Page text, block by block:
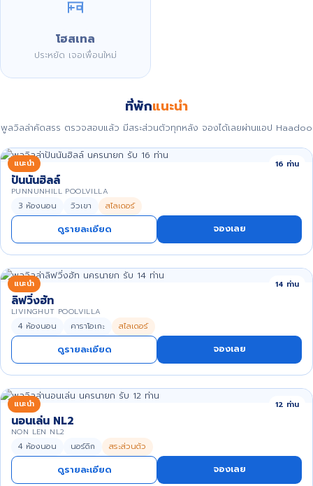
โฮสเทล
ประหยัด เจอเพื่อนใหม่
ที่พักแนะนำ
พูลวิลล่าคัดสรร ตรวจสอบแล้ว มีสระส่วนตัวทุกหลัง จองได้เลยผ่านแอป Haadoo
แนะนำ 16 ท่าน
ปันนันฮิลล์
PUNNUNHILL POOLVILLA
3 ห้องนอน วิวเขา สไลเดอร์
ดูรายละเอียด จองเลย
แนะนำ 14 ท่าน
ลิฟวิ่งฮัท
LIVINGHUT POOLVILLA
4 ห้องนอน คาราโอเกะ สไลเดอร์
ดูรายละเอียด จองเลย
แนะนำ 12 ท่าน
นอนเล่น NL2
NON LEN NL2
4 ห้องนอน นอร์ดิก สระส่วนตัว
ดูรายละเอียด จองเลย